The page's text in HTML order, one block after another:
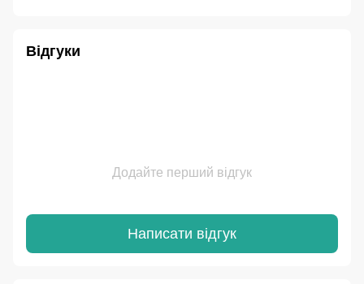
Відгуки
Додайте перший відгук
Написати відгук